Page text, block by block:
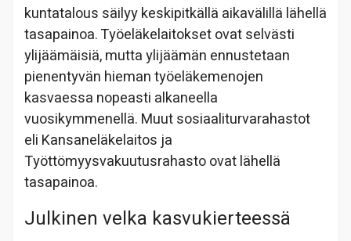
kuntatalous säilyy keskipitkällä aikavälillä lähellä
tasapainoa. Työeläkelaitokset ovat selvästi
ylijäämäisiä, mutta ylijäämän ennustetaan
pienentyvän hieman työeläkemenojen
kasvaessa nopeasti alkaneella
vuosikymmenellä. Muut sosiaaliturvarahastot
eli Kansaneläkelaitos ja
Työttömyysvakuutusrahasto ovat lähellä
tasapainoa.
Julkinen velka kasvukierteessä